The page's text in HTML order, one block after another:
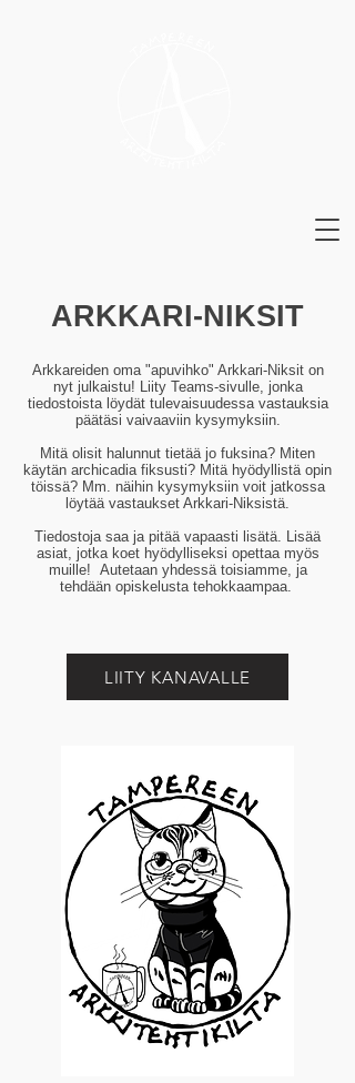
ARKKARI-NIKSIT
Arkkareiden oma "apuvihko" Arkkari-Niksit on
nyt julkaistu! Liity Teams-sivulle, jonka
tiedostoista löydät tulevaisuudessa vastauksia
päätäsi vaivaaviin kysymyksiin.
Mitä olisit halunnut tietää jo fuksina? Miten
käytän archicadia fiksusti? Mitä hyödyllistä opin
töissä? Mm. näihin kysymyksiin voit jatkossa
löytää vastaukset Arkkari-Niksistä.
Tiedostoja saa ja pitää vapaasti lisätä. Lisää
asiat, jotka koet hyödylliseksi opettaa myös
muille! Autetaan yhdessä toisiamme, ja
tehdään opiskelusta tehokkaampaa.
LIITY KANAVALLE